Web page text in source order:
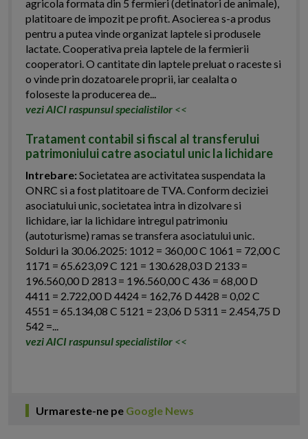
agricola formata din 5 fermieri (detinatori de animale),
platitoare de impozit pe profit. Asocierea s-a produs
pentru a putea vinde organizat laptele si produsele
lactate. Cooperativa preia laptele de la fermierii
cooperatori. O cantitate din laptele preluat o raceste si
o vinde prin dozatoarele proprii, iar cealalta o
foloseste la producerea de...
vezi AICI raspunsul specialistilor <<
Tratament contabil si fiscal al transferului
patrimoniului catre asociatul unic la lichidare
Intrebare:Societatea are activitatea suspendata la
ONRC si a fost platitoare de TVA. Conform deciziei
asociatului unic, societatea intra in dizolvare si
lichidare, iar la lichidare intregul patrimoniu
(autoturisme) ramas se transfera asociatului unic.
Solduri la 30.06.2025: 1012 = 360,00 C 1061 = 72,00 C
1171 = 65.623,09 C 121 = 130.628,03 D 2133 =
196.560,00 D 2813 = 196.560,00 C 436 = 68,00 D
4411 = 2.722,00 D 4424 = 162,76 D 4428 = 0,02 C
4551 = 65.134,08 C 5121 = 23,06 D 5311 = 2.454,75 D
542 =...
vezi AICI raspunsul specialistilor <<
Urmareste-ne pe Google News